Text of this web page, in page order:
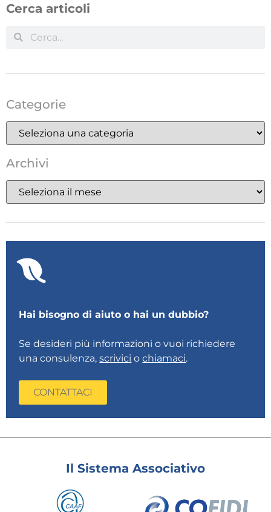
Cerca articoli
Categorie
Archivi
Hai bisogno di aiuto o hai un dubbio?
Se desideri più informazioni o vuoi richiedere
una consulenza,scrivici ochiamaci.
CONTATTACI
Il Sistema Associativo